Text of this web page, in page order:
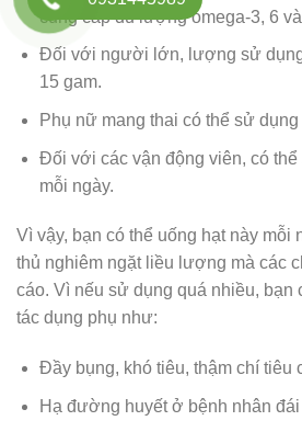
cung cấp đủ lượng omega-3, 6
Đối với người lớn, lượng sử
15 gam.
Phụ nữ mang thai có thể sử dụng
Đối với các vận động viên, có
mỗi ngày.
Vì vậy, bạn có thể uống hạt này mỗi
thủ nghiêm ngặt liều lượng mà các
cáo. Vì nếu sử dụng quá nhiều, bạn
tác dụng phụ như:
Đầy bụng, khó tiêu, thậm chí tiêu
Hạ đường huyết ở bệnh nhân